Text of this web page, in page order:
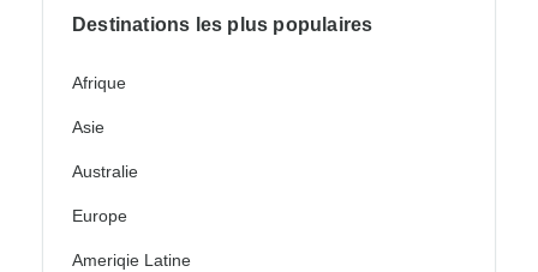
Destinations les plus populaires
Afrique
Asie
Australie
Europe
Ameriqie Latine